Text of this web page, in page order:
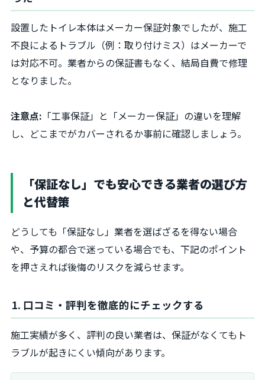
設置したトイレ本体はメーカー保証対象でしたが、施工
不良によるトラブル（例：取り付けミス）はメーカーで
は対応不可。業者からの保証書もなく、結局自費で修理
となりました。
注意点: 「工事保証」と「メーカー保証」の違いを理解
し、どこまでがカバーされるか事前に確認しましょう。
「保証なし」でも安心できる業者の選び方
と代替策
どうしても「保証なし」業者を選ばざるを得ない場合
や、予算の都合で迷っている場合でも、下記のポイント
を押さえれば後悔のリスクを減らせます。
1. 口コミ・評判を徹底的にチェックする
施工実績が多く、評判の良い業者は、保証がなくてもト
ラブルが起きにくい傾向があります。